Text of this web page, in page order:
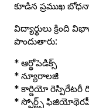
కూడిన ప్రముఖ బోధనా
విద్యార్థులు క్రింది
పొందుతారు:
* ఆర్థోపెడిక్స్
* న్యూరాలజీ
* కార్డియో
* స్పోర్ట్స్